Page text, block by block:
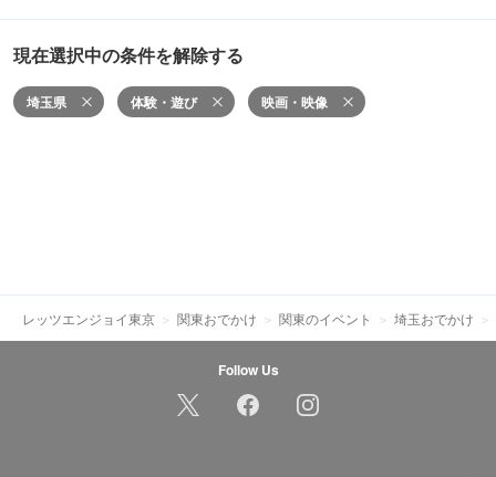
現在選択中の条件を解除する
埼玉県 体験・遊び 映画・映像
レッツエンジョイ東京 関東おでかけ 関東のイベント 埼玉おでかけ
Follow Us